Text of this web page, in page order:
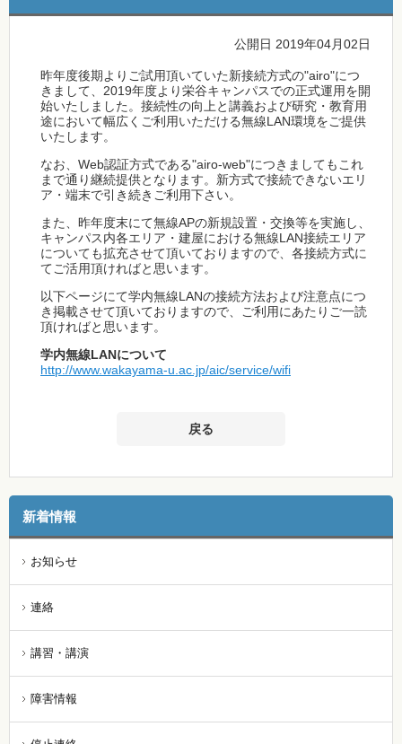
公開日 2019年04月02日
昨年度後期よりご試用頂いていた新接続方式の"airo"につ
きまして、2019年度より栄谷キャンパスでの正式運用を開
始いたしました。接続性の向上と講義および研究・教育用
途において幅広くご利用いただける無線LAN環境をご提供
いたします。
なお、Web認証方式である"airo-web"につきましてもこれ
まで通り継続提供となります。新方式で接続できないエリ
ア・端末で引き続きご利用下さい。
また、昨年度末にて無線APの新規設置・交換等を実施し、
キャンパス内各エリア・建屋における無線LAN接続エリア
についても拡充させて頂いておりますので、各接続方式に
てご活用頂ければと思います。
以下ページにて学内無線LANの接続方法および注意点につ
き掲載させて頂いておりますので、ご利用にあたりご一読
頂ければと思います。
学内無線LANについて
http://www.wakayama-u.ac.jp/aic/service/wifi
戻る
新着情報
お知らせ
連絡
講習・講演
障害情報